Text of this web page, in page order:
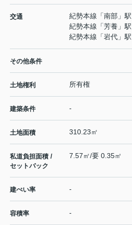
交通 紀勢本線 「南部 」
紀勢本線 「芳養 」
紀勢本線 「岩代 」
その他条件
土地権利 所有権
建築条件 -
土地面積 310.23㎡
私道負担面積 /
セットバック
7.57㎡/要 0.35㎡
建ぺい率 -
容積率 -